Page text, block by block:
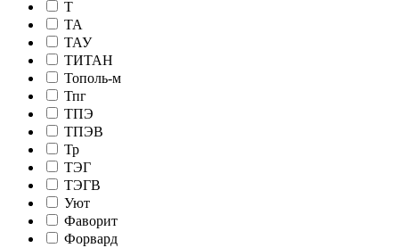
Т
ТА
ТАУ
ТИТАН
Тополь-м
Тпг
ТПЭ
ТПЭВ
Тр
ТЭГ
ТЭГВ
Уют
Фаворит
Форвард